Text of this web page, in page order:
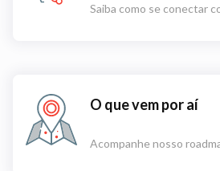
Saiba como se conectar
O que vem por aí
Acompanhe nosso